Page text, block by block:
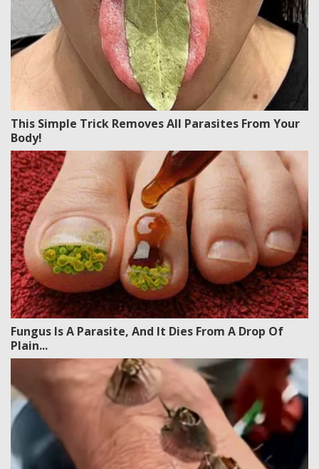
This Simple Trick Removes All Parasites From Your
Body!
Fungus Is A Parasite, And It Dies From A Drop Of
Plain...